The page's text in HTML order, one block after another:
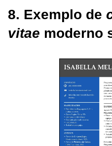
8. Exemplo de
vitae moderno